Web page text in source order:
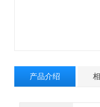
产品介绍